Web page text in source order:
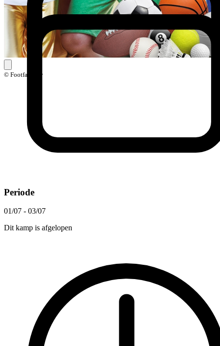
© Footfairplay
Periode
01/07 - 03/07
Dit kamp is afgelopen